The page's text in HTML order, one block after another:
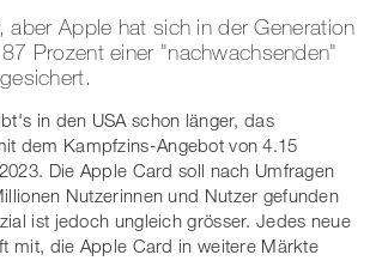
aber Apple hat sich in der Generation
Prozent einer "nachwachsenden"
in den USA schon länger, das
dem Kampfzins-Angebot von 4.15
Die Apple Card soll nach Umfragen
Nutzerinnen und Nutzer gefunden
ist jedoch ungleich grösser. Jedes neue
mit, die Apple Card in weitere Märkte